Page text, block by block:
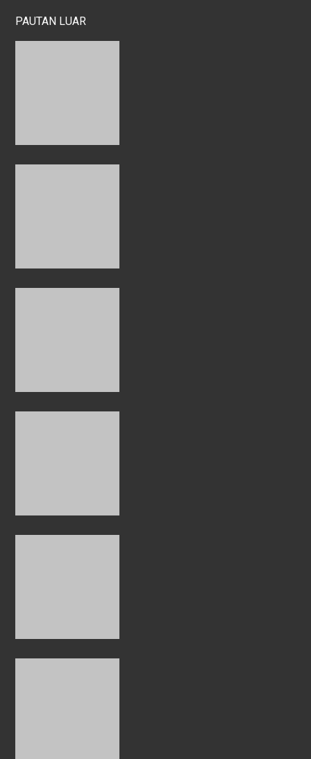
PAUTAN LUAR